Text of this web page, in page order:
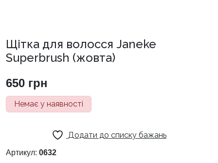
Щітка для волосся Janeke
Superbrush (жовта)
650 грн
Немає у наявності
Додати до списку бажань
Артикул: 0632